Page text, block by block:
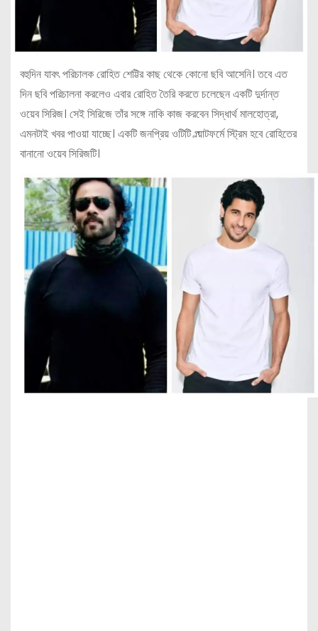
বহুদিন যাবৎ পরিচালক রোহিত শেট্টির কাছ থেকে কোনো ছবি আসেনি। তবে এত
দিন ছবি পরিচালনা করলেও এবার রোহিত তৈরি করতে চলেছেন একটি দুর্দান্ত
ওয়েব সিরিজ। সেই সিরিজে তাঁর সঙ্গে নাকি কাজ করবেন সিদ্ধার্থ মালহোত্রা,
এমনটাই খবর পাওয়া যাচ্ছে। একটি জনপ্রিয় ওটিটি প্ল্য়াটফর্মে স্ট্রিম হবে রোহিতের
বানানো ওয়েব সিরিজটি।